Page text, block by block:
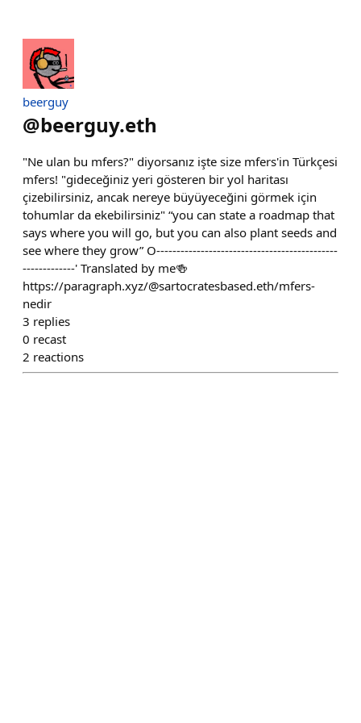
beerguy
@beerguy.eth
"Ne ulan bu mfers?" diyorsanız işte size mfers'in Türkçesi
mfers! "gideceğiniz yeri gösteren bir yol haritası
çizebilirsiniz, ancak nereye büyüyeceğini görmek için
tohumlar da ekebilirsiniz" “you can state a roadmap that
says where you will go, but you can also plant seeds and
see where they grow” O---------------------------------------------
-------------' Translated by me🍻
https://paragraph.xyz/@sartocratesbased.eth/mfers-
nedir
3 replies
0 recast
2 reactions